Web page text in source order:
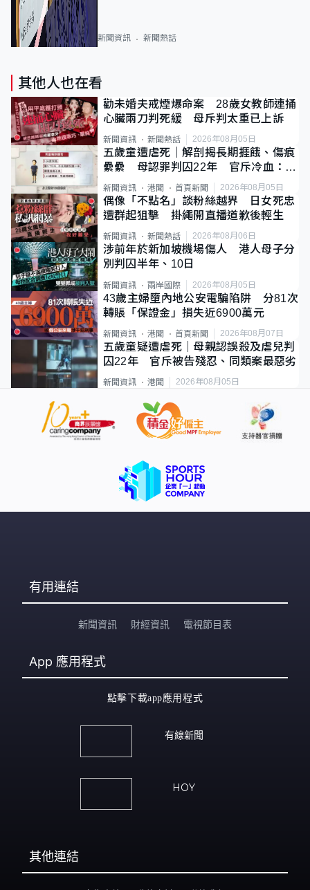
新聞資訊 新聞熱話
其他人也在看
勸未婚夫戒煙爆命案 28歲女教師連捅
心臟兩刀判死緩 母斥判太重已上訴
新聞資訊 新聞熱話 2026年08月05日
五歲童遭虐死｜解剖揭長期捱餓、傷痕
纍纍 母認罪判囚22年 官斥冷血：同
類案最惡劣
新聞資訊 港聞 首頁新聞 2026年08月05日
偶像「不點名」談粉絲越界 日女死忠
遭群起狙擊 掛繩開直播道歉後輕生
新聞資訊 新聞熱話 2026年08月06日
涉前年於新加坡機場傷人 港人母子分
別判囚半年、10日
新聞資訊 兩岸國際 2026年08月05日
43歲主婦墮內地公安電騙陷阱 分81次
轉賬「保證金」損失近6900萬元
新聞資訊 港聞 首頁新聞 2026年08月07日
五歲童疑遭虐死｜母親認誤殺及虐兒判
囚22年 官斥被告殘忍、同類案最惡劣
新聞資訊 港聞 2026年08月05日
有用連結
新聞資訊 財經資訊 電視節目表
App 應用程式
點擊下載app應用程式
有線新聞
HOY
其他連結